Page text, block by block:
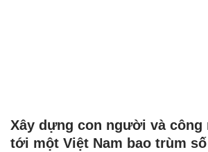
Xây dựng con người và công
tới một Việt Nam bao trùm số